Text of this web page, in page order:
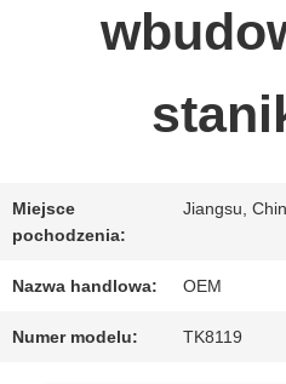
AKTUALNOŚCI
POPROSIĆ
WYCENĘ
SITEMAP
Miejsce
pochodzenia:
Jiangsu,
Nazwa handlowa: OEM
Numer modelu: TK8119